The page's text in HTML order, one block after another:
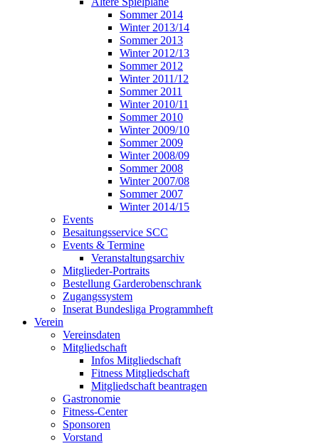
Sommer 2014
Winter 2013/14
Sommer 2013
Winter 2012/13
Sommer 2012
Winter 2011/12
Sommer 2011
Winter 2010/11
Sommer 2010
Winter 2009/10
Sommer 2009
Winter 2008/09
Sommer 2008
Winter 2007/08
Sommer 2007
Winter 2014/15
Events
Besaitungsservice SCC
Events & Termine
Veranstaltungsarchiv
Mitglieder-Portraits
Bestellung Garderobenschrank
Zugangssystem
Inserat Bundesliga Programmheft
Verein
Vereinsdaten
Mitgliedschaft
Infos Mitgliedschaft
Fitness Mitgliedschaft
Mitgliedschaft beantragen
Gastronomie
Fitness-Center
Sponsoren
Vorstand